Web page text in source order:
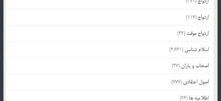
ازدواج (117)
ازدواج موقت (32)
اسلام شناسی (2,661)
اصحاب و یاران(37)
اصول اعتقادی (777)
اطلاعیه ها (26)